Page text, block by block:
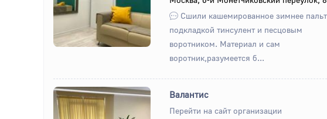
Сшили кашемированное зимнее
подкладкой тинсулент и песцовым
воротником. Материал и сам
воротник,разумеется б...
Валантис
Перейти на сайт организации